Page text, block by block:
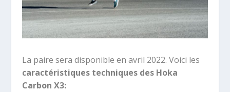
La paire sera disponible en avril 2022. Voici les
caractéristiques techniques des Hoka
Carbon X3: